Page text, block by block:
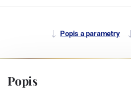
Popis a parametry
Popis